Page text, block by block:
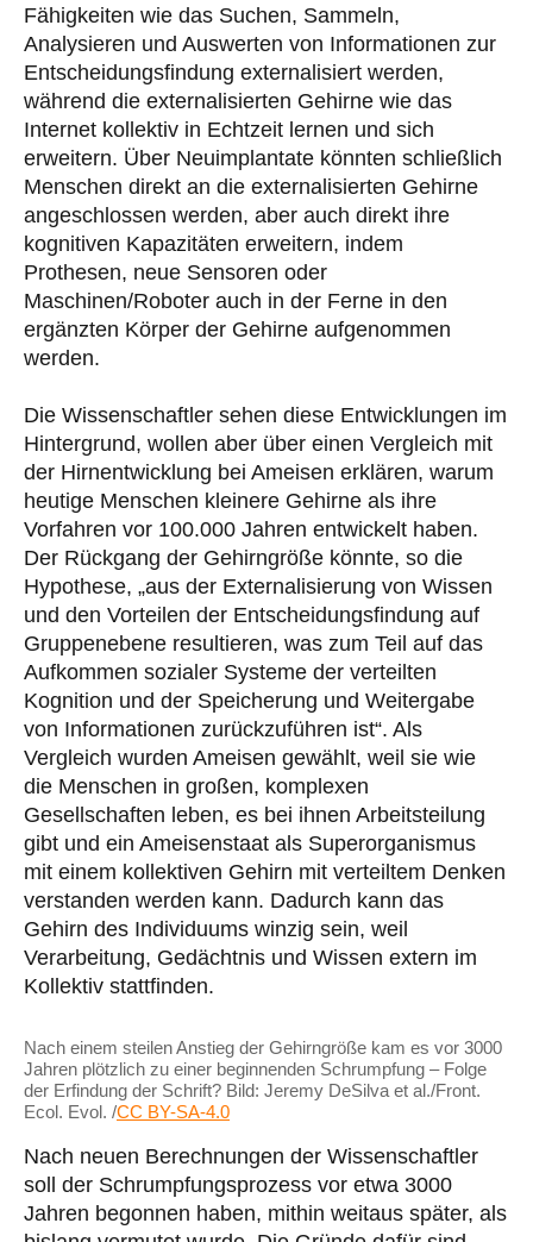
Fähigkeiten wie das Suchen, Sammeln,
Analysieren und Auswerten von Informationen zur
Entscheidungsfindung externalisiert werden,
während die externalisierten Gehirne wie das
Internet kollektiv in Echtzeit lernen und sich
erweitern. Über Neuimplantate könnten schließlich
Menschen direkt an die externalisierten Gehirne
angeschlossen werden, aber auch direkt ihre
kognitiven Kapazitäten erweitern, indem
Prothesen, neue Sensoren oder
Maschinen/Roboter auch in der Ferne in den
ergänzten Körper der Gehirne aufgenommen
werden.
Die Wissenschaftler sehen diese Entwicklungen im
Hintergrund, wollen aber über einen Vergleich mit
der Hirnentwicklung bei Ameisen erklären, warum
heutige Menschen kleinere Gehirne als ihre
Vorfahren vor 100.000 Jahren entwickelt haben.
Der Rückgang der Gehirngröße könnte, so die
Hypothese, „aus der Externalisierung von Wissen
und den Vorteilen der Entscheidungsfindung auf
Gruppenebene resultieren, was zum Teil auf das
Aufkommen sozialer Systeme der verteilten
Kognition und der Speicherung und Weitergabe
von Informationen zurückzuführen ist“. Als
Vergleich wurden Ameisen gewählt, weil sie wie
die Menschen in großen, komplexen
Gesellschaften leben, es bei ihnen Arbeitsteilung
gibt und ein Ameisenstaat als Superorganismus
mit einem kollektiven Gehirn mit verteiltem Denken
verstanden werden kann. Dadurch kann das
Gehirn des Individuums winzig sein, weil
Verarbeitung, Gedächtnis und Wissen extern im
Kollektiv stattfinden.
Nach einem steilen Anstieg der Gehirngröße kam es vor 3000
Jahren plötzlich zu einer beginnenden Schrumpfung – Folge
der Erfindung der Schrift? Bild: Jeremy DeSilvaet al./Front.
Ecol. Evol. /CC BY-SA-4.0
Nach neuen Berechnungen der Wissenschaftler
soll der Schrumpfungsprozess vor etwa 3000
Jahren begonnen haben, mithin weitaus später, als